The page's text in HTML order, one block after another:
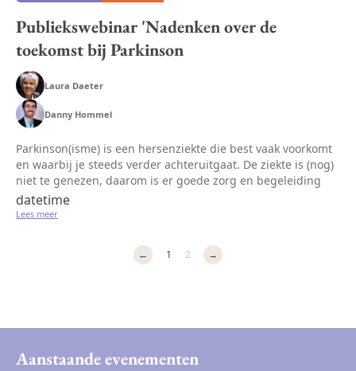
Publiekswebinar 'Nadenken over de
toekomst bij Parkinson
Laura Daeter
Danny Hommel
Parkinson(isme) is een hersenziekte die best vaak voorkomt
en waarbij je steeds verder achteruitgaat. De ziekte is (nog)
niet te genezen, daarom is er goede zorg en begeleiding
nodig door zorgverleners. Bekende lichamelijke klachten
zijn: t...
datetime
Lees meer
← 1 2 →
Aanstaande evenementen